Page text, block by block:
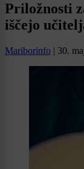
Priložnosti
iščejo
Mariborinfo | 30.